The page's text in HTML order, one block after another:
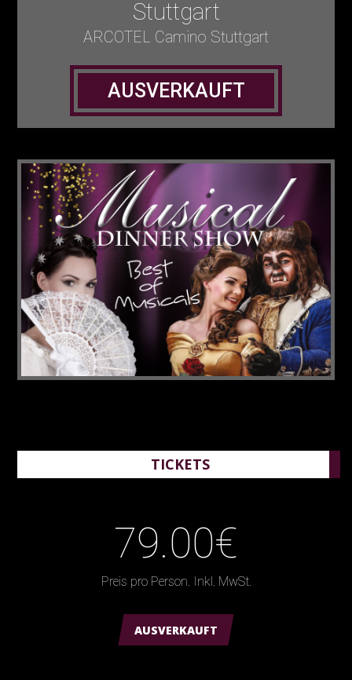
Stuttgart
ARCOTEL Camino Stuttgart
AUSVERKAUFT
TICKETS
79.00€
Preis pro Person. Inkl. MwSt.
AUSVERKAUFT